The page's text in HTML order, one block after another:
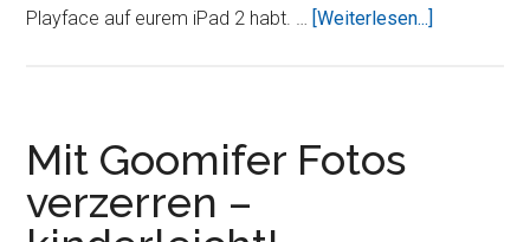
Playface auf eurem iPad 2 habt. … [Weiterlesen...]
Mit Goomifer Fotos
verzerren –